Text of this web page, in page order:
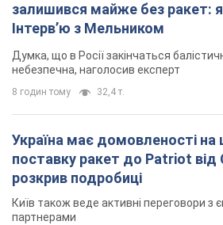
залишився майже без ракет:
Інтерв’ю з Мельником
Думка, що в Росії закінчаться
небезпечна, наголосив експерт
8 годин тому 32,4 т.
Україна має домовленості на
поставку ракет до Patriot
розкрив подробиці
Київ також веде активні переговори з
партнерами